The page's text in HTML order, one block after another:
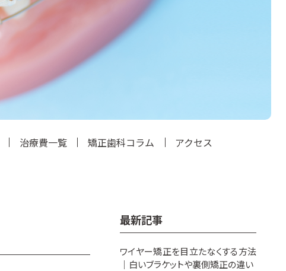
治療費一覧 矯正歯科コラム アクセス
最新記事
ワイヤー矯正を目立たなくする方法
｜白いブラケットや裏側矯正の違い